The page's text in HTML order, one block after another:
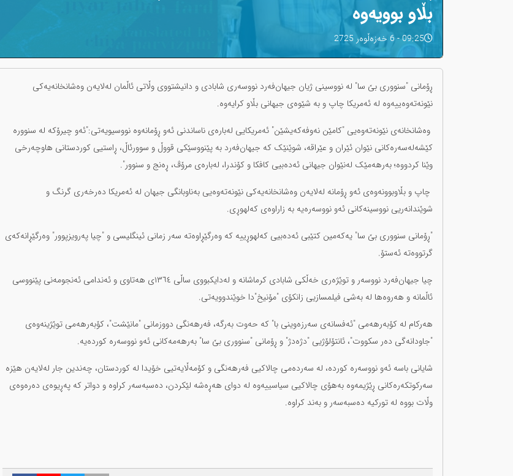
بڵاو بوویەوە
09:25 - 6 خەزەڵوەر 2725
ڕۆمانی "سنووری بێ سا" لە نووسینی ژیان جیهان‌فەرد نووسەری شابادی و دانیشتووی وڵاتی ئاڵمان لەلایەن وەشانخانەیەکی
نێونەتەوەییەوە لە ئەمریکا چاپ و بە شێوەی جیهانی بڵاو کرایەوە.
وەشانخانەی نێونەتەوەیی "کامێن نەوفەکەیشێن" ئەمریکایی لەبارەی ناساندنی ئەو ڕۆمانەوە نووسیویەتی:"ئەو چیرۆکە لە سنوورە
کێشەلەسەرەکانی نێوان ئێران و عێراقە، شوێنێک کە جیهان‌فەرد بە پێنووسێکی قووڵ و سوورئاڵ، ڕاستیی کوردستانی هاوچەرخی
وێنا کردووە؛ بەرهەمێک لەنێوان جیهانی ئەدەبیی کافکا و کۆندرا، لەبارەی مرۆڤ، ڕەنج و سنوور".
چاپ و بڵاوبوونەوەی ئەو ڕۆمانە لەلایەن وەشانخانەیەکی نێونەتەوەیی بەناوبانگی جیهان لە ئەمریکا دەرخەری گرنگ و
شوێندانەریی نووسینەکانی ئەو نووسەرەیە بە زاراوەی کەلهوڕی.
"ڕۆمانی سنووری بێ سا" یەکەمین کتێبی ئەدەبیی کەلهوڕییە کە وەرگێڕاوەتە سەر زمانی ئینگلیسی و "چیا پەرویزپوور" وەرگێڕانەکەی
گرتووەتە ئەستۆ.
چیا جیهان‌فەرد نووسەر و توێژەری خەڵکی شابادی کرماشانە و لەدایکبووی ساڵی ١٣٦٤ی هەتاوی و ئەندامی ئەنجومەنی پێنووسی
ئاڵمانە و هەروەها لە بەشی فیلمسازیی زانکۆی "مۆنیخ"دا خوێندوویەتی.
هەرکام لە کۆبەرهەمی "ئەفسانەی سەرزەوینی با" کە حەوت بەرگە، فەرهەنگی دووزمانی "مانێشت"، کۆبەرهەمی توێژینەوەی
"جاودانەگی دەر سکووت"، ئانتۆلۆژیی "دژەدژ" و ڕۆمانی "سنووری بێ سا" بەرهەمەکانی ئەو نووسەرە کوردەیە.
شایانی باسە ئەو نووسەرە کوردە، لە سەردەمی چالاکیی فەرهەنگی و کۆمەڵایەتیی خۆیدا لە کوردستان، چەندین جار لەلایەن هێزە
سەرکوتکەرەکانی ڕێژیمەوە بەهۆی چالاکیی سیاسییەوە لە دوای هەڕەشە لێکردن، دەسبەسەر کراوە و دواتر کە پەڕیوەی دەرەوەی
وڵات بووە لە تورکیە دەسبەسەر و بەند کراوە.